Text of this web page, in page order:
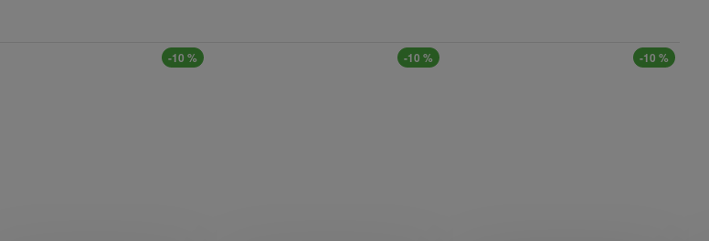
-10 % -10 % -10 %